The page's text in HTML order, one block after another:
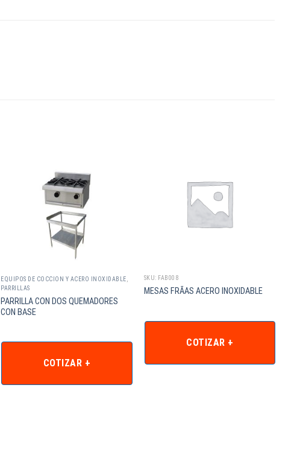
EQUIPOS DE COCCION Y ACERO INOXIDABLE,
PARRILLAS
PARRILLA CON DOS QUEMADORES
CON BASE
COTIZAR +
SKU: FAB008
MESAS FRÃAS ACERO INOXIDABLE
COTIZAR +